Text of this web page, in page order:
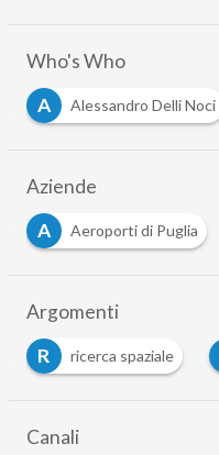
Who's Who
A
Alessandro Delli Noci
Aziende
A
Aeroporti di Puglia
Argomenti
R
ricerca spaziale
Canali